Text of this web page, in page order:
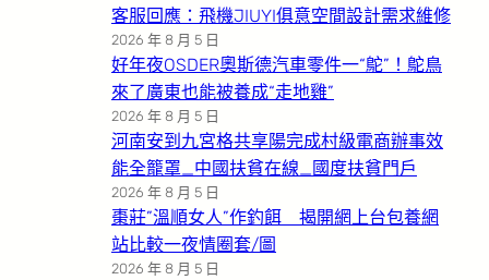
客服回應：飛機JIUYI俱意空間設計需求維修
2026 年 8 月 5 日
好年夜OSDER奧斯德汽車零件一“鴕”！鴕鳥
來了廣東也能被養成“走地雞”
2026 年 8 月 5 日
河南安到九宮格共享陽完成村級電商辦事效
能全籠罩_中國扶貧在線_國度扶貧門戶
2026 年 8 月 5 日
棗莊”溫順女人”作釣餌 揭開網上台包養網
站比較一夜情圈套/圖
2026 年 8 月 5 日